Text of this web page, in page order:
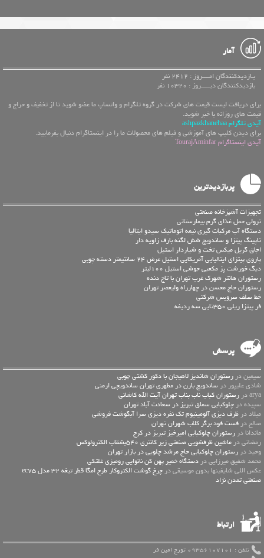
آمار
بـازدیدکنندگان امــــروز : 2412 نفر
بازدیدکنندگان دیـــــروز : 10320 نفر
برای دریافت لیست قیمت های شرکت در گروه تلگرام و واتساپ ما عضو شوید تا از تخفیف و حراج و
قیمت های روزانه با خبر شوید.
آیدی تلگرام ashpazkhanehaa
برای دیدن کلیپ های آموزشی و فیلم های محصولات ما را در اینستاگرام دنبال بفرمایید.
آیدی اینستاگرام TourajAminfar
پربازدیدترین
تجهیزات آشپزخانه صنعتی
ترولی حمل غذای گرم بیمارستانی
دستگاه آب مرکبات گیری نیمه اتوماتیک سیدو ایتالیا
تاپینگ پیتزا و ساندویچ شش لگنه بارف زاویه دار
اجاق گریل میکس تخت و شیاردار استیل
پاروی پیتزای ایتالیایی آمریکایی استیل عرض 24 سانتیمتر دسته چوبی
دیگ خورشت پز مکعبی جوشی استیل 100لیتر
رستوران هانتر شهرک غرب تهران با تاج دنده
رستوران حاج محسن در چهارراه ولیعصر تهران
خط سلف سرویس شرکتی
فر پیتزا ریلی 350تایی سه ردیفه
پرسش
سیمین در رستوران شاندیز لاهیجان با دکور کشتی چوبی
شادی علیپور در ساندویچ بارن در مطهری تهران ساندویچی ارمنی
arya در
رستوران کباب ناب بناب تهران آیت الله کاشانی
سپیده در چلوکبابی سماق تبریز در سعادت آباد تهران
میلاد در ظرف دیزی آلومینیوم تک نفره دیزی سرا آبگوشت فروشی
صالح در فست فود برگر کلاب شهران تهران
ماندانا در رستوران چلوکبابی امیرخیز تبریز در کرج
رمضانی در ماشین ظرفشویی صنعتی زیر کانتری 540بشقاب الکترولوکس
وحید در رستوران چلوکبابی حاج مرشد چلویی در بازار تهران
محمد شفیق میرزایی در دستگاه خمیر پهن کن نانوایی رومیزی غلتکی
عكس اللي شايفينها بدون موسيقى در
چرخ گوشت الکتروکار طرح امگا قطر تیغه 32 مدل ec75
صنعتی تمدن نژاد
ارتباط
تلفن : 09356107101 تورج امین فر